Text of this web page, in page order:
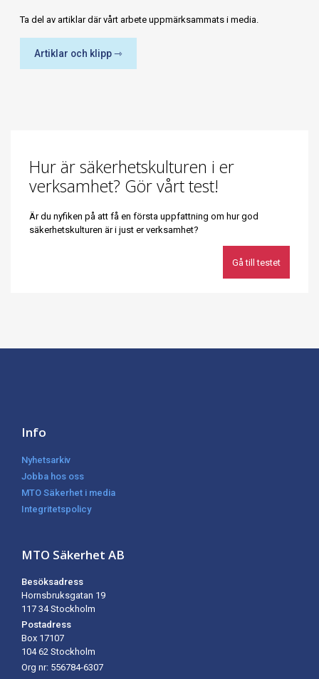
Ta del av artiklar där vårt arbete uppmärksammats i media.
Artiklar och klipp ⇾
Hur är säkerhetskulturen i er
verksamhet? Gör vårt test!
Är du nyfiken på att få en första uppfattning om hur god
säkerhetskulturen är i just er verksamhet?
Gå till testet
Info
Nyhetsarkiv
Jobba hos oss
MTO Säkerhet i media
Integritetspolicy
MTO Säkerhet AB
Besöksadress
Hornsbruksgatan 19
117 34 Stockholm
Postadress
Box 17107
104 62 Stockholm
Org nr: 556784-6307